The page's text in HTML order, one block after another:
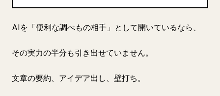
更新情報
AIを「便利な調べもの相手」として開いているなら、
その実力の半分も引き出せていません。
文章の要約、アイデア出し、壁打ち。